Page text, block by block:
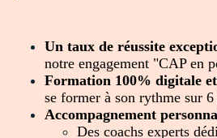
Un taux de réussite
notre engagement "CAP en
Formation 100% digitale
se former à son rythme sur
Accompagnement
Des coachs experts